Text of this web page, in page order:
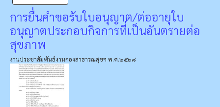
การยื่นคำขอรับใบอนุญาต/ต่ออายุใบ
อนุญาตประกอบกิจการที่เป็นอันตรายต่อ
สุขภาพ
งานประชาสัมพันธ์งานกองสาธารณสุขฯ พ.ศ.๒๕๖๘